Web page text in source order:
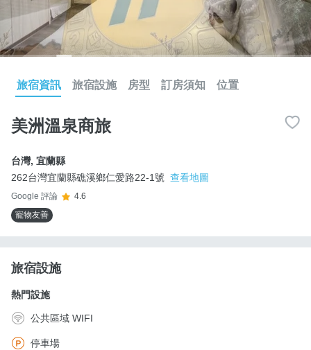
旅宿資訊 旅宿設施 房型 訂房須知 位置
美洲溫泉商旅
台灣, 宜蘭縣
262台灣宜蘭縣礁溪鄉仁愛路22-1號 查看地圖
Google 評論
4.6
寵物友善
旅宿設施
熱門設施
公共區域 WIFI
停車場